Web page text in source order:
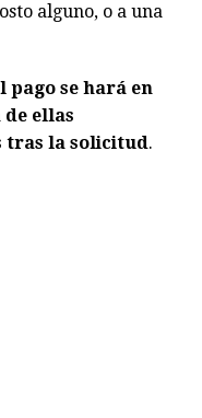
alguno, o a una
pago se hará en
ellas
tras la solicitud.